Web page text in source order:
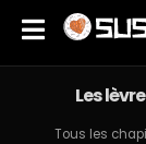
Les
Tous les